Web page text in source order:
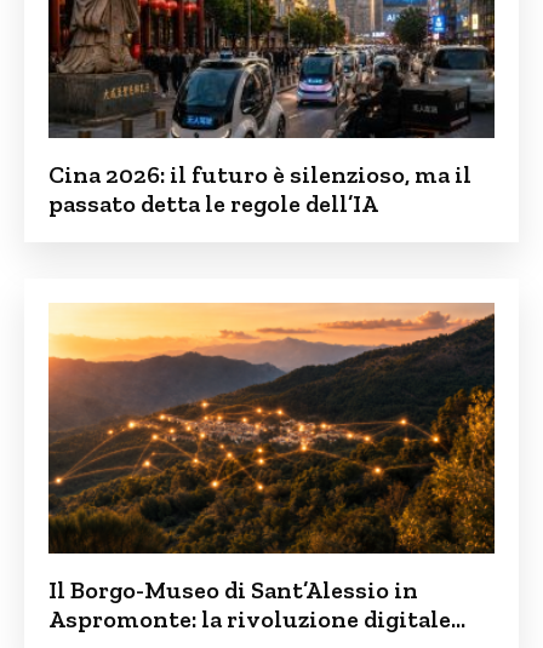
Cina 2026: il futuro è silenzioso, ma il
passato detta le regole dell’IA
Il Borgo-Museo di Sant’Alessio in
Aspromonte: la rivoluzione digitale